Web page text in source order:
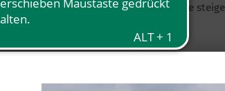
Klassenerhalt – der Vierte und Fünfte
am 31. Mai beim